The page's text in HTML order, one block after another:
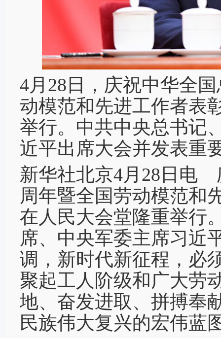
4月28日，庆祝中华全
动模范和先进工作者表
举行。中共中央总书记
近平出席大会并发表重
新华社北京4月28日电
周年暨全国劳动模范和
在人民大会堂隆重举行
席、中央军委主席习近
调，新时代新征程，必
聚起工人阶级和广大劳
地、奋发进取、拼搏奉
民族伟大复兴的宏伟蓝